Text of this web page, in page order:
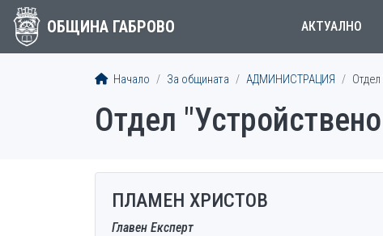
ОБЩИНА ГАБРОВО АКТУАЛНО
Начало За общината АДМИНИСТРАЦИЯ
Отдел
EMPLOYEES
ПЛАМЕН ХРИСТОВ
Главен Експерт